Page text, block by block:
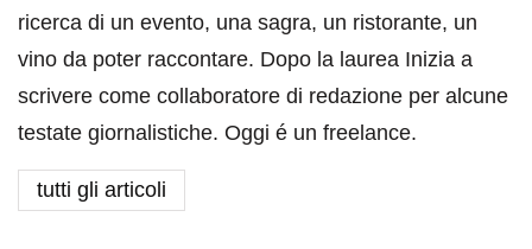
ricerca di un evento, una sagra, un ristorante, un
vino da poter raccontare. Dopo la laurea Inizia a
scrivere come collaboratore di redazione per alcune
testate giornalistiche. Oggi é un freelance.
tutti gli articoli